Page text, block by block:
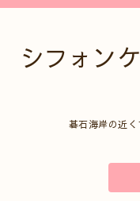
シフォン
碁石海岸の近